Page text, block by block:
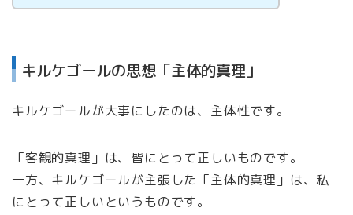
キルケゴールの思想「主体的真理」
キルケゴールが大事にしたのは、主体性です。
「客観的真理」は、皆にとって正しいものです。
一方、キルケゴールが主張した「主体的真理」は、私
にとって正しいというものです。